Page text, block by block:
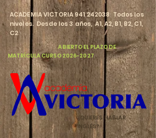
​ACADEMIA VICTORIA941 242038Todos los
niveles. Desde los 3 años, A1, A2, B1, B2, C1,
C2
​ABIERTO EL PLAZO DE
MATRÍCULA CURSO2026-2027
¿QUIERES HABLAR
INGLÉS?